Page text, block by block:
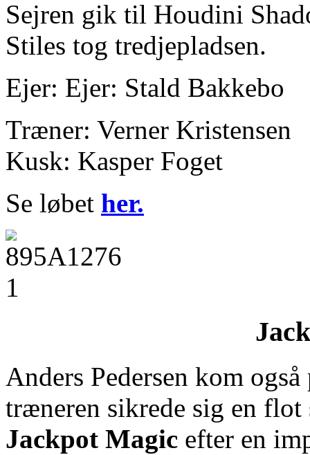
Sejren gik til Houdini
Stiles tog tredjepladsen.
Ejer: Ejer: Stald Bakkebo
Træner: Verner Kristensen
Kusk: Kasper Foget
Se løbet her.
Anders Pedersen kom
træneren sikrede sig en flot
Jackpot Magic efter en